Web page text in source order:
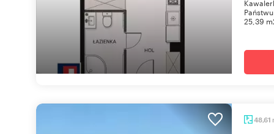
25,39
48,61